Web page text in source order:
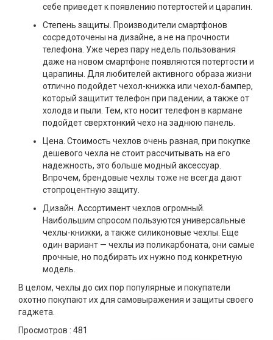
себе приведет к появлению потертостей и царапин.
Степень защиты. Производители смартфонов
сосредоточены на дизайне, а не на прочности
телефона. Уже через пару недель пользования
даже на новом смартфоне появляются потертости и
царапины. Для любителей активного образа жизни
отлично подойдет чехол-книжка или чехол-бампер,
который защитит телефон при падении, а также от
холода и пыли. Тем, кто носит телефон в кармане
подойдет сверхтонкий чехо на заднюю панель.
Цена. Стоимость чехлов очень разная, при покупке
дешевого чехла не стоит рассчитывать на его
надежность, это больше модный аксессуар.
Впрочем, брендовые чехлы тоже не всегда дают
стопроцентную защиту.
Дизайн. Ассортимент чехлов огромный.
Наибольшим спросом пользуются универсальные
чехлы-книжки, а также силиконовые чехлы. Еще
один вариант — чехлы из поликарбоната, они самые
прочные, но подбирать их нужно под конкретную
модель.
В целом, чехлы до сих пор популярные и покупатели
охотно покупают их для самовыражения и защиты своего
гаджета.
Просмотров : 481